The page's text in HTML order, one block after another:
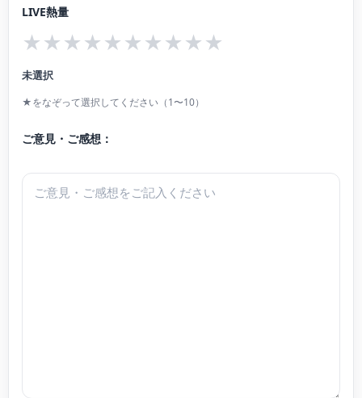
兵庫県立美術館主催「美術館の調べ」をはじめ地元赤穂、姫路、大阪、京都、
ストラスブール(フランス)、ウィーン(オーストリア)、国内外にてソロリサイタ
響、R.ロバート、H.シューベルト、W.ヴァッツィンガーの各氏に、ピアノデュ
オを芝令子氏に、室内楽を上森祥平、H.シューベルトの各氏に、チェンバロを
LIVE熱量
★★★★★★★★★★
未選択
★をなぞって選択してください（1〜10）
ご意見・ご感想：